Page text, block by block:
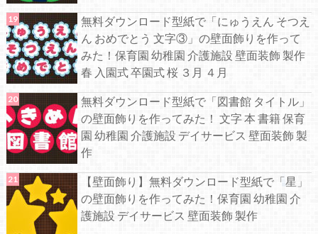
無料ダウンロード型紙で「にゅうえん そつえ
ん おめでとう 文字③」の壁面飾りを作って
みた！保育園 幼稚園 介護施設 壁面装飾 製作
春 入園式 卒園式 桜 ３月 ４月
無料ダウンロード型紙で「図書館 タイトル」
の壁面飾りを作ってみた！ 文字 本 書籍 保育
園 幼稚園 介護施設 デイサービス 壁面装飾 製
作
【壁面飾り】無料ダウンロード型紙で「星」
の壁面飾りを作ってみた！保育園 幼稚園 介
護施設 デイサービス 壁面装飾 製作